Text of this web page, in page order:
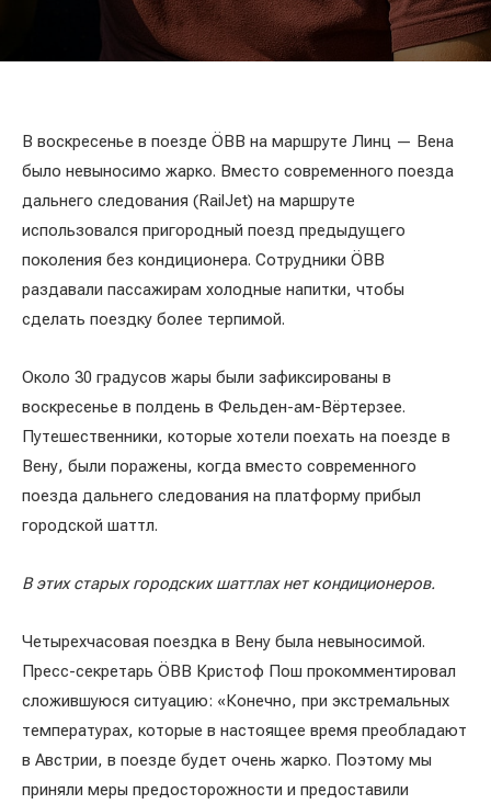
В воскресенье в поезде ÖBB на маршруте Линц — Вена
было невыносимо жарко. Вместо современного поезда
дальнего следования (RailJet) на маршруте
использовался пригородный поезд предыдущего
поколения без кондиционера. Сотрудники ÖBB
раздавали пассажирам холодные напитки, чтобы
сделать поездку более терпимой.
Около 30 градусов жары были зафиксированы в
воскресенье в полдень в Фельден-ам-Вёртерзее.
Путешественники, которые хотели поехать на поезде в
Вену, были поражены, когда вместо современного
поезда дальнего следования на платформу прибыл
городской шаттл.
В этих старых городских шаттлах нет кондиционеров.
Четырехчасовая поездка в Вену была невыносимой.
Пресс-секретарь ÖBB Кристоф Пош прокомментировал
сложившуюся ситуацию: «Конечно, при экстремальных
температурах, которые в настоящее время преобладают
в Австрии, в поезде будет очень жарко. Поэтому мы
приняли меры предосторожности и предоставили